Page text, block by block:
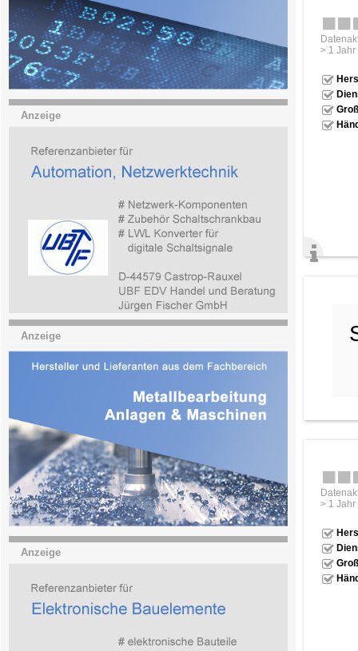
Anzeige
Anzeige
Anzeige
> 1 Jahr
> 1 Jahr